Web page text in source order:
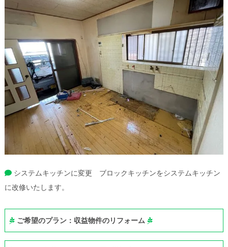
システムキッチンに変更 ブロックキッチンをシステムキッチン
に改修いたします。
ご希望のプラン：収益物件のリフォーム